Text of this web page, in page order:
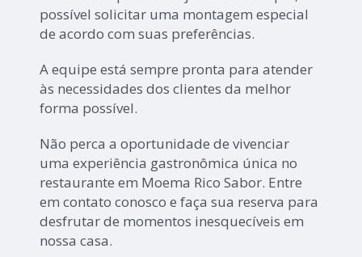
possível solicitar uma montagem especial
de acordo com suas preferências.
A equipe está sempre pronta para atender
às necessidades dos clientes da melhor
forma possível.
Não perca a oportunidade de vivenciar
uma experiência gastronômica única no
restaurante em Moema Rico Sabor. Entre
em contato conosco e faça sua reserva para
desfrutar de momentos inesquecíveis em
nossa casa.